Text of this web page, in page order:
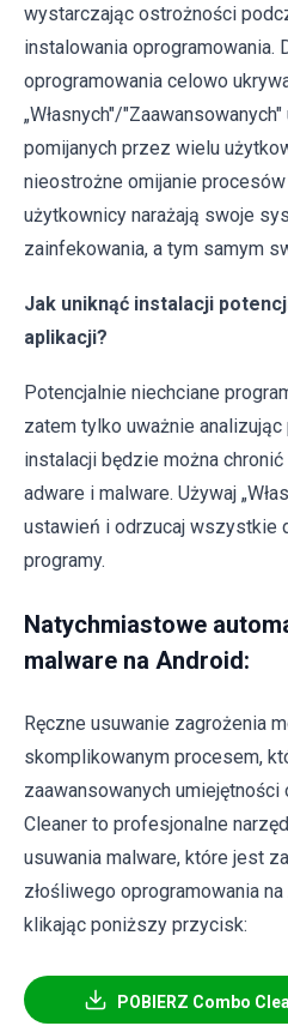
wystarczając ostrożności
instalowania oprogramowania.
oprogramowania celowo
„Własnych"/
pomijanych przez wielu
nieostrożne omijanie
użytkownicy narażają swoje
zainfekowania, a tym samym
Jak uniknąć instalacji
aplikacji?
Potencjalnie niechciane
zatem tylko uważnie
instalacji będzie można
adware i malware. Używaj
ustawień i odrzucaj wszystkie
programy.
Natychmiastowe
malware na Android:
Ręczne usuwanie zagrożenia
skomplikowanym procesem,
zaawansowanych umiejętności
Cleaner to profesjonalne
usuwania malware, które jest
złośliwego oprogramowania
klikając poniższy przycisk:
POBIERZ Combo